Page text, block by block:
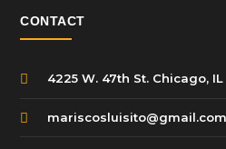
CONTACT
4225 W. 47th St. Chicago,
mariscosluisito@gmail.com